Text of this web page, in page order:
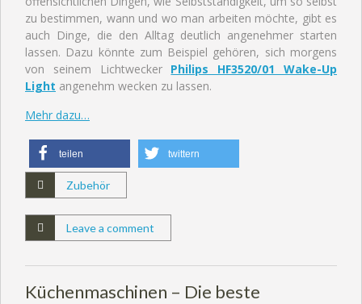
zu bestimmen, wann und wo man arbeiten möchte, gibt es
auch Dinge, die den Alltag deutlich angenehmer starten
lassen. Dazu könnte zum Beispiel gehören, sich morgens
von seinem Lichtwecker Philips HF3520/01 Wake-Up
Light angenehm wecken zu lassen.
Mehr dazu…
teilen twittern
Zubehör
Leave a comment
Küchenmaschinen – Die beste